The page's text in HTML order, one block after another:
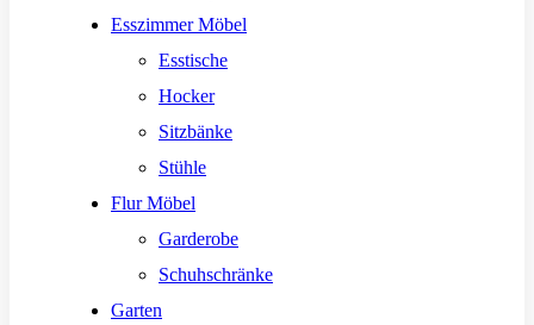
Esszimmer Möbel
Esstische
Hocker
Sitzbänke
Stühle
Flur Möbel
Garderobe
Schuhschränke
Garten